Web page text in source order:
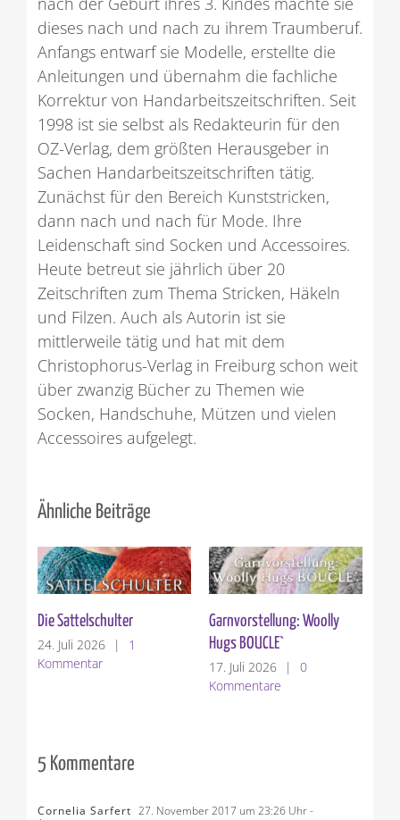
dieses nach und nach zu ihrem Traumberuf.
Anfangs entwarf sie Modelle, erstellte die
Anleitungen und übernahm die fachliche
Korrektur von Handarbeitszeitschriften. Seit
1998 ist sie selbst als Redakteurin für den
OZ-Verlag, dem größten Herausgeber in
Sachen Handarbeitszeitschriften tätig.
Zunächst für den Bereich Kunststricken,
dann nach und nach für Mode. Ihre
Leidenschaft sind Socken und Accessoires.
Heute betreut sie jährlich über 20
Zeitschriften zum Thema Stricken, Häkeln
und Filzen. Auch als Autorin ist sie
mittlerweile tätig und hat mit dem
Christophorus-Verlag in Freiburg schon weit
über zwanzig Bücher zu Themen wie
Socken, Handschuhe, Mützen und vielen
Accessoires aufgelegt.
Ähnliche Beiträge
Die Sattelschulter
24. Juli 2026
|
1
Kommentar
Garnvorstellung: Woolly
Hugs BOUCLE`
17. Juli 2026
|
0
Kommentare
5 Kommentare
Cornelia Sarfert 27. November 2017 um 23:26 Uhr-